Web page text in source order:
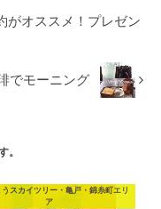
がオススメ！プレゼン
でモーニング
。
うスカイツリー・亀戸・錦糸町エリ
ア